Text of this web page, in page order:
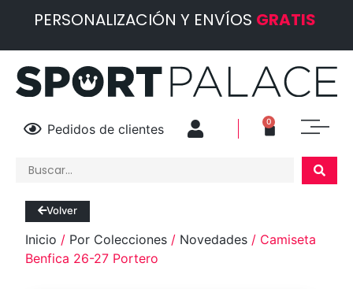
PERSONALIZACIÓN Y ENVÍOS GRATIS
Pedidos de clientes 0
Volver
Inicio / Por Colecciones / Novedades / Camiseta
Benfica 26-27 Portero